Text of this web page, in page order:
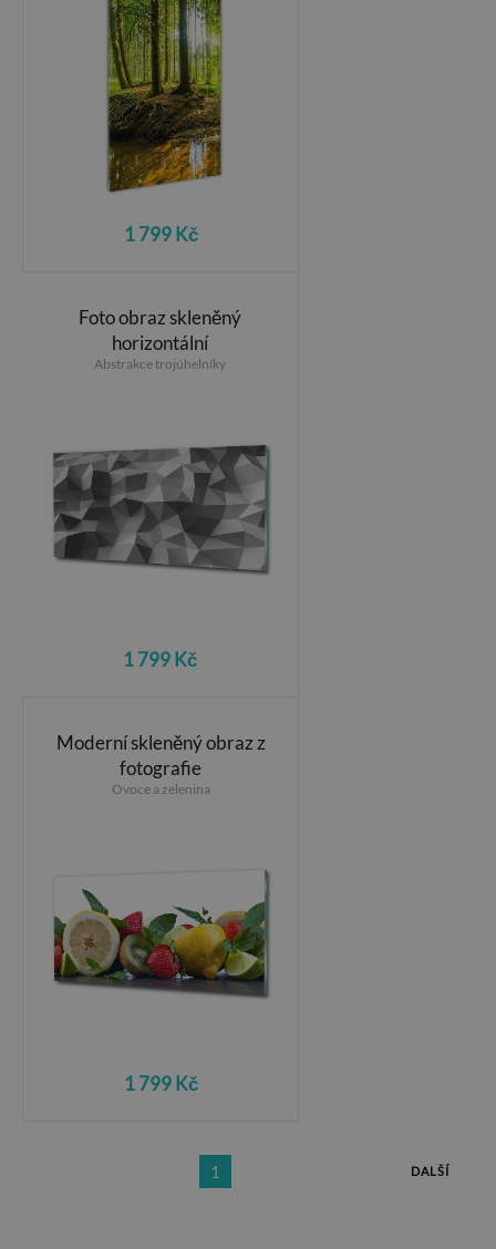
1 799 Kč
Foto obraz skleněný
horizontální
Abstrakce trojúhelníky
1 799 Kč
Moderní skleněný obraz z
fotografie
Ovoce a zelenina
1 799 Kč
1 DALŠÍ